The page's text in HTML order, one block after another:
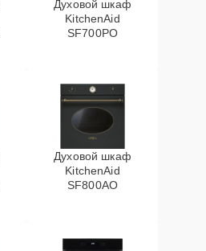
Духовой шкаф
KitchenAid
SF700PO
Духовой шкаф
KitchenAid
SF800AO